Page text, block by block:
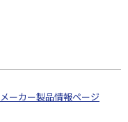
メーカー製品情報ページ